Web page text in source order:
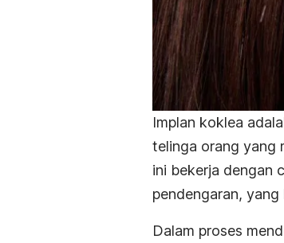
Implan koklea
telinga orang yang
ini bekerja dengan
pendengaran,
Dalam proses